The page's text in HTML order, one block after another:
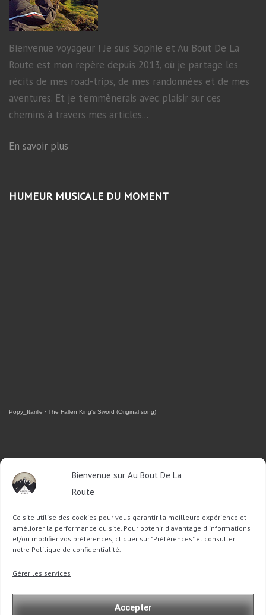
Bienvenue sur Au Bout De La
Route
Ce site utilise des cookies pour vous garantir la meilleure expérience et
améliorer la performance du site. Pour obtenir d'avantage d'informations
et/ou modifier vos préférences, cliquer sur "Préférences" et consulter
notre Politique de confidentialité.
Gérer les services
Accepter
Bienvenue voyageur ! Je suis Sophie et Au Bout De La
Route est mon repère depuis 2013, où je partage les
récits de mes road-trips, de mes randonnées et de mes
aventures. Et je t'emmènerais avec plaisir sur ces
chemins à travers mes articles...
En savoir plus
HUMEUR MUSICALE DU MOMENT
Popy_Itarillë · The Fallen King's Sword (Original song)
RETROUVEZ-MOI SUR FACEBOOK
OU SUR TWITTER
Follow @Sophie_ABDLRTweet to @Sophie_ABDLR
: